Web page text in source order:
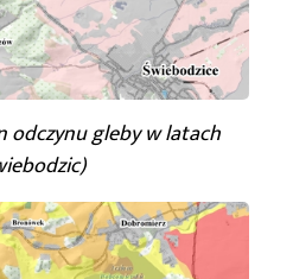
odczynu glebyw latach